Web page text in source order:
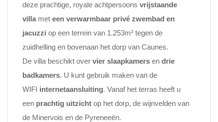
deze prachtige, royale achtpersoons vrijstaande
villa met een verwarmbaar privé zwembad en
jacuzzi op een terrein van 1.253m² tegen de
zuidhelling en bovenaan het dorp van Caunes.
De villa beschikt over vier slaapkamers en drie
badkamers. U kunt gebruik maken van de
WIFI internetaansluiting. Vanaf het terras heeft u
een prachtig uitzicht op het dorp, de wijnvelden van
de Minervois en de Pyreneeën.